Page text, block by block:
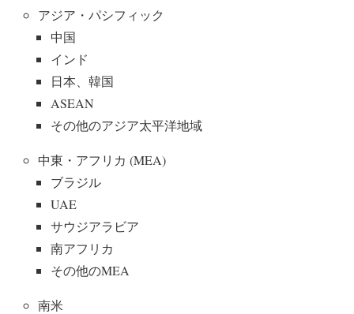
アジア・パシフィック
中国
インド
日本、韓国
ASEAN
その他のアジア太平洋地域
中東・アフリカ (MEA)
ブラジル
UAE
サウジアラビア
南アフリカ
その他のMEA
南米